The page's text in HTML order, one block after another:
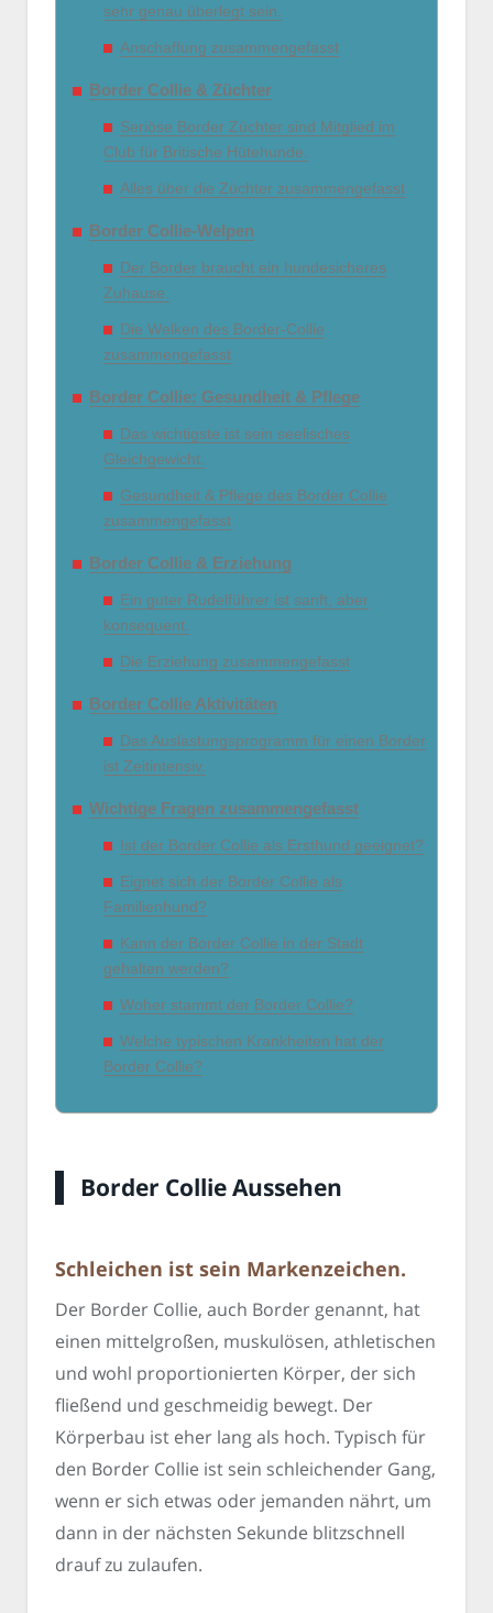
sehr genau überlegt sein.
Anschaffung zusammengefasst
Border Collie & Züchter
Seriöse Border Züchter sind Mitglied im
Club für Britische Hütehunde.
Alles über die Züchter zusammengefasst
Border Collie-Welpen
Der Border braucht ein hundesicheres
Zuhause.
Die Welken des Border-Collie
zusammengefasst
Border Collie: Gesundheit & Pflege
Das wichtigste ist sein seelisches
Gleichgewicht.
Gesundheit & Pflege des Border Collie
zusammengefasst
Border Collie & Erziehung
Ein guter Rudelführer ist sanft, aber
konsequent.
Die Erziehung zusammengefasst
Border Collie Aktivitäten
Das Auslastungsprogramm für einen Border
ist Zeitintensiv.
Wichtige Fragen zusammengefasst
Ist der Border Collie als Ersthund geeignet?
Eignet sich der Border Collie als
Familienhund?
Kann der Border Collie in der Stadt
gehalten werden?
Woher stammt der Border Collie?
Welche typischen Krankheiten hat der
Border Collie?
Border Collie Aussehen
Schleichen ist sein Markenzeichen.
Der Border Collie, auch Border genannt, hat
einen mittelgroßen, muskulösen, athletischen
und wohl proportionierten Körper, der sich
fließend und geschmeidig bewegt. Der
Körperbau ist eher lang als hoch. Typisch für
den Border Collie ist sein schleichender Gang,
wenn er sich etwas oder jemanden nährt, um
dann in der nächsten Sekunde blitzschnell
drauf zu zulaufen.